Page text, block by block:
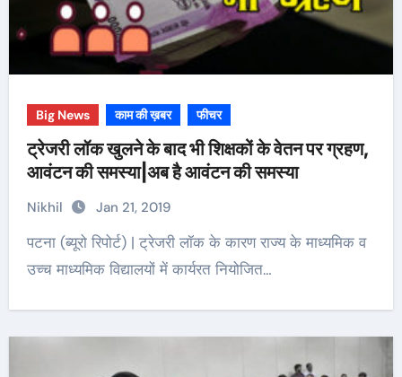
Big News काम की ख़बर फीचर
ट्रेजरी लॉक खुलने के बाद भी शिक्षकों के वेतन पर ग्रहण,
आवंटन की समस्या|अब है आवंटन की समस्या
Nikhil Jan 21, 2019
पटना (ब्यूरो रिपोर्ट) | ट्रेजरी लॉक के कारण राज्य के माध्यमिक व
उच्च माध्यमिक विद्यालयों में कार्यरत नियोजित…